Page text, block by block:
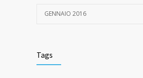
GENNAIO 2016
Tags